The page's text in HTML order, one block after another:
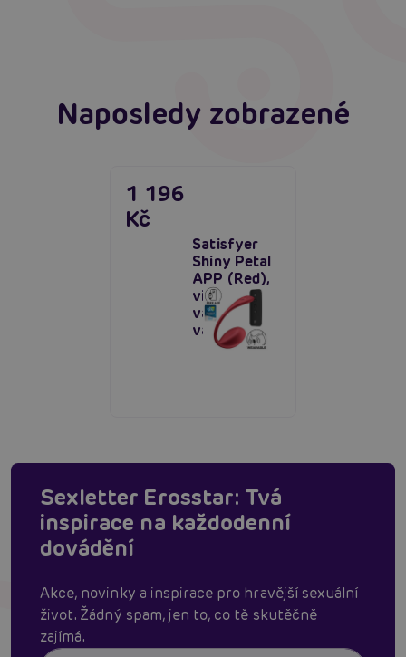
Naposledy zobrazené
Satisfyer
Shiny Petal
APP (Red),
vibrační
vaginální
vajíčko
1 196
Kč
Sexletter Erosstar: Tvá
inspirace na každodenní
dovádění
Akce, novinky a inspirace pro hravější sexuální
život. Žádný spam, jen to, co tě skutěčně
zajímá.